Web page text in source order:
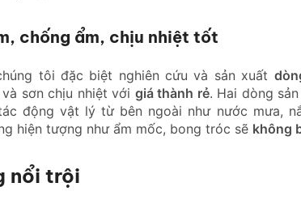
chống ẩm, chịu nhiệt tốt
tôi đặc biệt nghiên cứu và sản xuất
sơn chịu nhiệt với giá thành rẻ. Hai dòng
động vật lý từ bên ngoài như nước mưa,
hiện tượng như ẩm mốc, bong tróc sẽ không
nổi trội